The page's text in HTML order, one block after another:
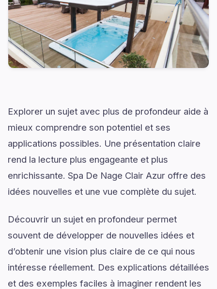
Explorer un sujet avec plus de profondeur aide à
mieux comprendre son potentiel et ses
applications possibles. Une présentation claire
rend la lecture plus engageante et plus
enrichissante. Spa De Nage Clair Azur offre des
idées nouvelles et une vue complète du sujet.
Découvrir un sujet en profondeur permet
souvent de développer de nouvelles idées et
d’obtenir une vision plus claire de ce qui nous
intéresse réellement. Des explications détaillées
et des exemples faciles à imaginer rendent les